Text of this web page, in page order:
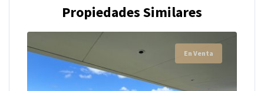
Propiedades Similares
En Venta